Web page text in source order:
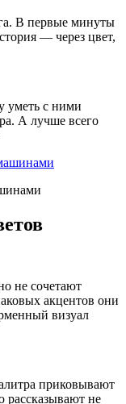
В первые минуты
— через цвет,
уметь с ними
А лучше всего
не сочетают
акцентов они
визуал
приковывают
рассказывают не